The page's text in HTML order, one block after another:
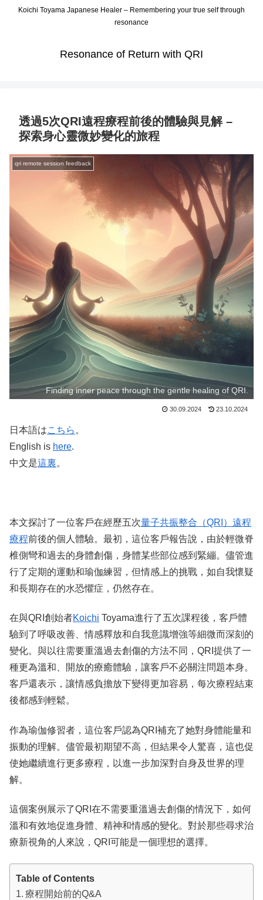
Koichi Toyama Japanese Healer – Remembering your true self through
resonance
Resonance of Return with QRI
透過5次QRI遠程療程前後的體驗與見解 –
探索身心靈微妙變化的旅程
qri remote session feedback
Finding inner peace through the gentle healing of QRI.
30.09.2024 23.10.2024
日本語はこちら 。
English is here.
中文是這裏。
本文探討了一位客戶在經歷五次量子共振整合（QRI）遠程
療程前後的個人體驗。最初，這位客戶報告說，由於輕微脊
椎側彎和過去的身體創傷，身體某些部位感到緊繃。儘管進
行了定期的運動和瑜伽練習，但情感上的挑戰，如自我懷疑
和長期存在的水恐懼症，仍然存在。
在與QRI創始者Koichi Toyama進行了五次課程後，客戶體
驗到了呼吸改善、情感釋放和自我意識增強等細微而深刻的
變化。與以往需要重溫過去創傷的方法不同，QRI提供了一
種更為溫和、開放的療癒體驗，讓客戶不必關注問題本身。
客戶還表示，讓情感負擔放下變得更加容易，每次療程結束
後都感到輕鬆。
作為瑜伽修習者，這位客戶認為QRI補充了她對身體能量和
振動的理解。儘管最初期望不高，但結果令人驚喜，這也促
使她繼續進行更多療程，以進一步加深對自身及世界的理
解。
這個案例展示了QRI在不需要重溫過去創傷的情況下，如何
溫和有效地促進身體、精神和情感的變化。對於那些尋求治
療新視角的人來說，QRI可能是一個理想的選擇。
Table of Contents
療程開始前的Q&A